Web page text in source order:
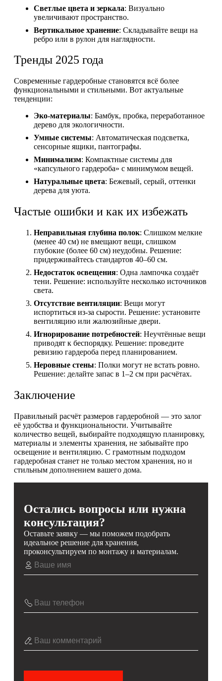
Светлые цвета и зеркала: Визуально
увеличивают пространство.
Вертикальное хранение: Складывайте вещи на
ребро или в рулон для наглядности.
Тренды 2025 года
Современные гардеробные становятся всё более
функциональными и стильными. Вот актуальные
тенденции:
Эко-материалы: Бамбук, пробка, переработанное
дерево для экологичности.
Умные системы: Автоматическая подсветка,
сенсорные ящики, пантографы.
Минимализм: Компактные системы для
«капсульного гардероба» с минимумом вещей.
Натуральные цвета: Бежевый, серый, оттенки
дерева для уюта.
Частые ошибки и как их избежать
Неправильная глубина полок: Слишком мелкие
(менее 40 см) не вмещают вещи, слишком
глубокие (более 60 см) неудобны. Решение:
придерживайтесь стандартов 40–60 см.
Недостаток освещения: Одна лампочка создаёт
тени. Решение: используйте несколько источников
света.
Отсутствие вентиляции: Вещи могут
испортиться из-за сырости. Решение: установите
вентиляцию или жалюзийные двери.
Игнорирование потребностей: Неучтённые вещи
приводят к беспорядку. Решение: проведите
ревизию гардероба перед планированием.
Неровные стены: Полки могут не встать ровно.
Решение: делайте запас в 1–2 см при расчётах.
Заключение
Правильный расчёт размеров гардеробной — это залог
её удобства и функциональности. Учитывайте
количество вещей, выбирайте подходящую планировку,
материалы и элементы хранения, не забывайте про
освещение и вентиляцию. С грамотным подходом
гардеробная станет не только местом хранения, но и
стильным дополнением вашего дома.
Остались вопросы или нужна
консультация?
Оставьте заявку — мы поможем подобрать
идеальное решение для хранения,
проконсультируем по монтажу и материалам.